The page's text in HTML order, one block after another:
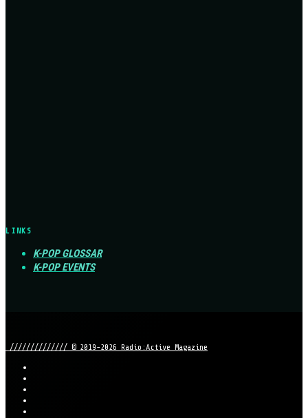
LINKS
K-POP GLOSSAR
K-POP EVENTS
////////////// © 2019-2026 Radio:Active Magazine